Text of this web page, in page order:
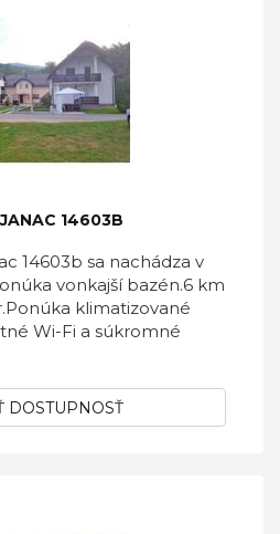
14603B
14603b sa nachádza v
vonkajší bazén.6 km
klimatizované
Wi-Fi a súkromné
DOSTUPNOSŤ